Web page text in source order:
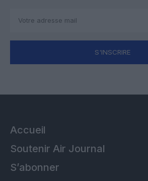
S'INSCRIRE
Accueil
Soutenir Air Journal
S’abonner